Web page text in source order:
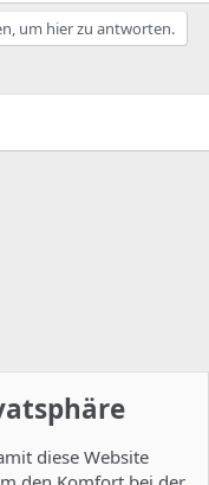
um hier zu antworten.
diese Website